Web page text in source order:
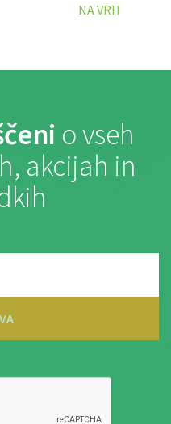
NA VRH
o vseh
akcijah in